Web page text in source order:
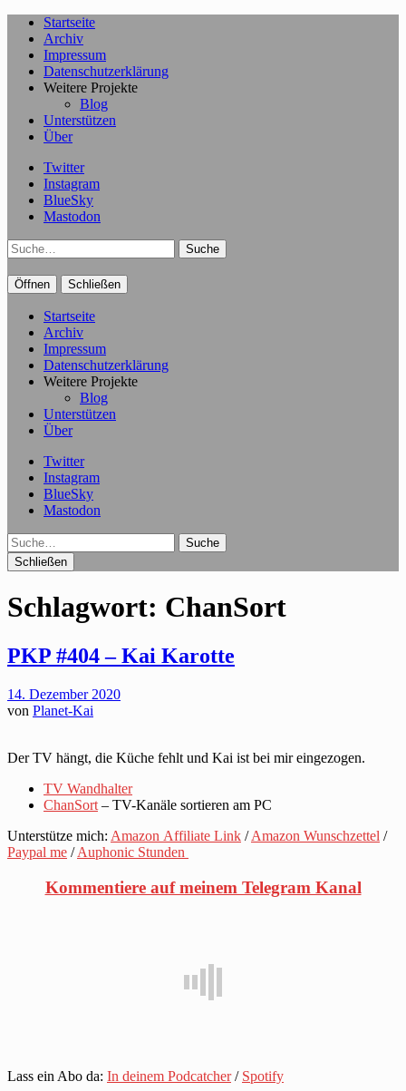
Startseite
Archiv
Impressum
Datenschutzerklärung
Weitere Projekte
Blog
Unterstützen
Über
Twitter
Instagram
BlueSky
Mastodon
Suche
Öffnen Schließen
Startseite
Archiv
Impressum
Datenschutzerklärung
Weitere Projekte
Blog
Unterstützen
Über
Twitter
Instagram
BlueSky
Mastodon
Suche
Schließen
Schlagwort: ChanSort
PKP #404 – Kai Karotte
14. Dezember 2020
von Planet-Kai
Der TV hängt, die Küche fehlt und Kai ist bei mir eingezogen.
TV Wandhalter
ChanSort – TV-Kanäle sortieren am PC
Unterstütze mich: Amazon Affiliate Link /Amazon Wunschzettel /
Paypal me /Auphonic Stunden
Kommentiere auf meinem Telegram Kanal
Lass ein Abo da: In deinem Podcatcher/ Spotify